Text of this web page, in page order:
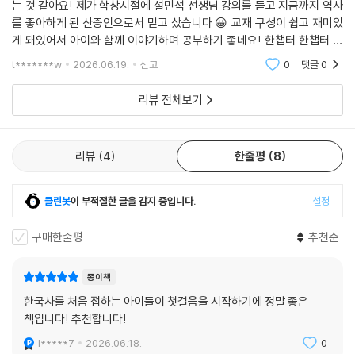
는 것 같아요! 제가 학창시절에 설민석 선생님 강의를 듣고 지금까지 역사
를 좋아하게 된 산증인으로서 믿고 샀습니다 😀 교재 구성이 쉽고 재미있
게 돼있어서 아이와 함께 이야기하며 공부하기 좋네요! 한챕터 한챕터 도
장깨기할 시간들이 기대됩니다 🥰
t*******w 2026.06.19. 신고 0 댓글0
리뷰 전체보기
리뷰 4 한줄평 8
클린봇이 부적절한 글을 감지 중입니다. 설정
구매한줄평 추천순
종이책
한국사를 처음 접하는 아이들이 첫걸음을 시작하기에 정말 좋은
책입니다! 추천합니다!
l*****7 2026.06.18. 0